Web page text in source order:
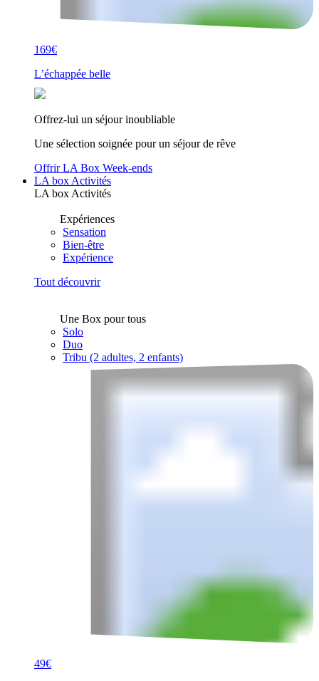
169€
L’échappée belle
Offrez-lui un séjour inoubliable
Une sélection soignée pour un séjour de rêve
Offrir LA Box Week-ends
LA box Activités
LA box Activités
Expériences
Sensation
Bien-être
Expérience
Tout découvrir
Une Box pour tous
Solo
Duo
Tribu (2 adultes, 2 enfants)
49€